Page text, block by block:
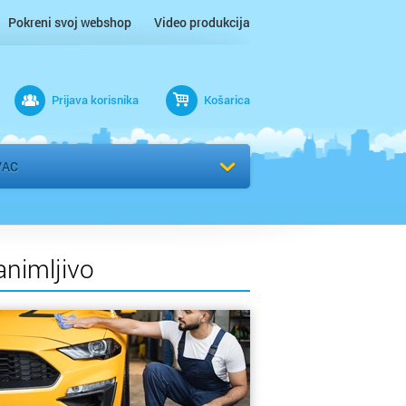
Pokreni svoj webshop Video produkcija
Prijava korisnika Košarica